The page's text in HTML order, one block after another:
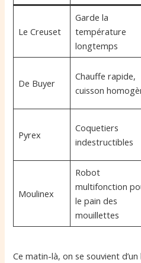
Le Creuset
Garde la
température
longtemps
De Buyer
Chauffe rapide,
cuisson
Pyrex
Coquetiers
indestructibles
Moulinex
Robot
multifonction
le pain des
mouillettes
Ce matin-là, on se souvient